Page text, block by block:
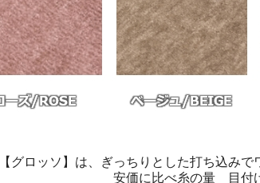
【グロッソ】は、ぎっちりとした打ち込み
安価に比べ糸の量 目付